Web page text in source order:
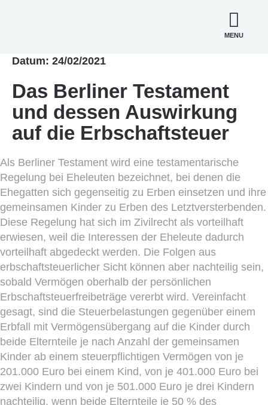
MENU
Datum: 24/02/2021
Das Berliner Testament
und dessen Auswirkung
auf die Erbschaftsteuer
Als Berliner Testament wird eine testamentarische
Regelung bei Eheleuten bezeichnet, bei denen die
Ehegatten sich gegenseitig zu Erben einsetzen und ihre
gemeinsamen Kinder zu Erben des Letztversterbenden.
Diese Regelung hat sich im Zivilrecht als vorteilhaft
erwiesen, weil die Interessen der Eheleute dadurch
vorteilhaft abgedeckt werden. Die Folgen aus
erbschaftsteuerlicher Sicht können aber nachteilig sein,
sobald Vermögen oberhalb der persönlichen
Erbschaftsteuerfreibeträge vererbt wird. Vereinfacht
gesagt, sind die Steuerbelastungen gegenüber einem
Erbfall mit Vermögensübergang auf die Kinder durch
beide Elternteile je nach Anzahl der gemeinsamen
Kinder ab einem steuerpflichtigen Vermögen von je
201.000 Euro bei einem Kind, von je 401.000 Euro bei
zwei Kindern und von je 501.000 Euro je drei Kindern
nachteilig, wenn beide Elternteile je 50 % des